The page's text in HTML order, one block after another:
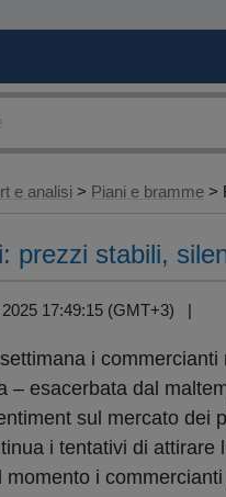
e analisi > Piani e bramme >
prezzi stabili,
2025 17:49:15 (GMT+3) |
i
– esacerbata dal
sul mercato dei
i tentativi di attirare
i